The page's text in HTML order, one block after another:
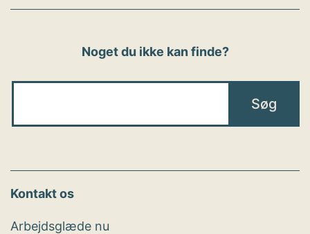
Noget du ikke kan finde?
Kontakt os
Arbejdsglæde nu